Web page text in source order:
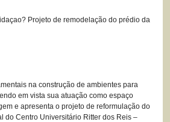
Projeto de remodelação do prédio da
na construção de ambientes para
em vista sua atuação como espaço
e apresenta o projeto de reformulação do
do Centro Universitário Ritter dos Reis –